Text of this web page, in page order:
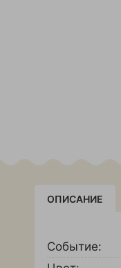
ОПИСАНИЕ
Событие: